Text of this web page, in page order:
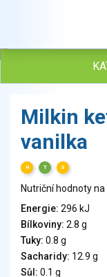
Vejce
Mléko
Sýry
Veganské a
Tuky
Obiloviny, mouka,
Chléb, pečivo,
Přílohy
Milkin
vanilka
H T S
Nutriční hodnoty na
Energie: 296 kJ
Bílkoviny: 2.8 g
Tuky: 0.8 g
Sacharidy: 12.9 g
Sůl: 0.1 g